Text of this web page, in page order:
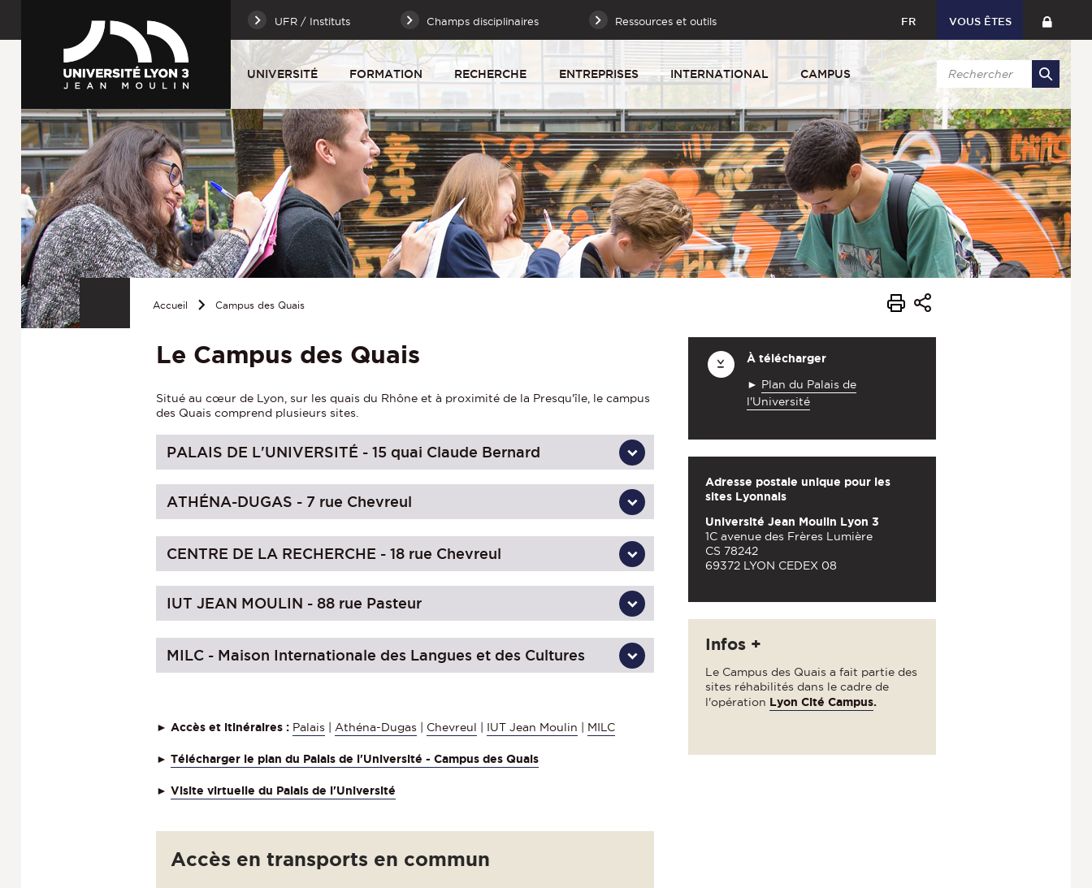
UFR / Instituts Champs disciplinaires Ressources et outils FR VOUS ÊTES
UNIVERSITÉ FORMATION RECHERCHE ENTREPRISES INTERNATIONAL CAMPUS
Accueil Campus des Quais
Le Campus des Quais
Situé au cœur de Lyon, sur les quais du Rhône et à proximité de la Presqu'île, le campus
des Quais comprend plusieurs sites.
PALAIS DE L'UNIVERSITÉ - 15 quai Claude Bernard
ATHÉNA-DUGAS - 7 rue Chevreul
CENTRE DE LA RECHERCHE - 18 rue Chevreul
IUT JEAN MOULIN - 88 rue Pasteur
MILC - Maison Internationale des Langues et des Cultures
► Accès et itinéraires : Palais Athéna-Dugas Chevreul IUT Jean Moulin MILC
► Télécharger le plan du Palais de l'Université - Campus des Quais
► Visite virtuelle du Palais de l'Université
Accès en transports en commun
À télécharger
► Plan du Palais de
l'Université
Adresse postale unique pour les
sites Lyonnais
Université Jean Moulin Lyon 3
1C avenue des Frères Lumière
CS 78242
69372 LYON CEDEX 08
Infos +
Le Campus des Quais a fait partie des
sites réhabilités dans le cadre de
l'opération Lyon Cité Campus.